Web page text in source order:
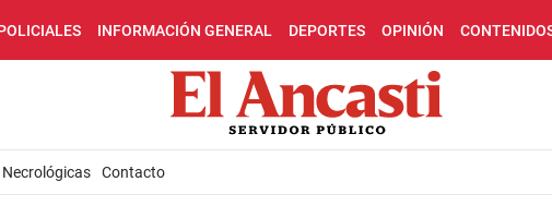
INFORMACIÓN GENERAL DEPORTES OPINIÓN
Necrológicas Contacto